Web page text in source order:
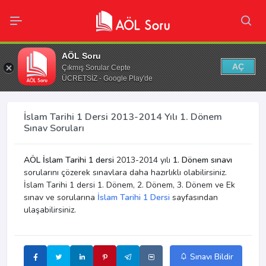
AÖL Soru
Çıkmış Sorular Cepte
ÜCRETSİZ - Google Play'de
AÇ
İslam Tarihi 1 Dersi 2013-2014 Yılı 1. Dönem
Sınav Soruları
AÖL İslam Tarihi 1 dersi 2013-2014 yılı 1. Dönem sınavı
sorularını çözerek sınavlara daha hazırlıklı olabilirsiniz.
İslam Tarihi 1 dersi 1. Dönem, 2. Dönem, 3. Dönem ve Ek
sınav ve sorularına İslam Tarihi 1 Dersi sayfasından
ulaşabilirsiniz.
Sınavı Bildir